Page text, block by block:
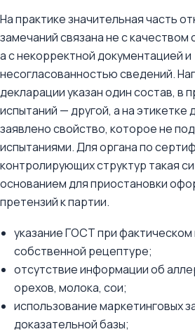
На практике значительная часть
замечаний связана не с качеством
а с некорректной документацией и
несогласованностью сведений.
декларации указан один состав, в
испытаний — другой, а на этикетке
заявлено свойство, которое не
испытаниями. Для органа по
контролирующих структур такая
основанием для приостановки
претензий к партии.
указание ГОСТ при
собственной рецептуре;
отсутствие информации об
орехов, молока, сои;
использование маркетинговых
доказательной базы;